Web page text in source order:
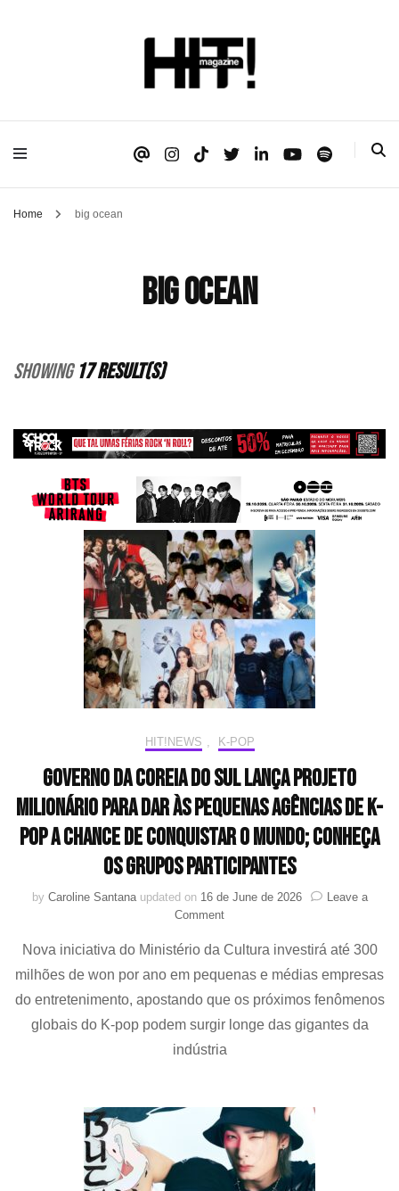
HIT!Magazine
Home big ocean
big ocean
Showing17 Result(s)
HIT!NEWS K-POP
Governo da Coreia do Sul lança projeto
milionário para dar às pequenas agências de K-
pop a chance de conquistar o mundo; conheça
os grupos participantes
by Caroline Santana updated on 16 de June de 2026
Leave a
Commenton
da
Sul
lança
milionário
às
pequenas
agências
de
K-
Nova iniciativa do Ministério da Cultura investirá até 300
milhões de won por ano em pequenas e médias empresas
do entretenimento, apostando que os próximos fenômenos
globais do K-pop podem surgir longe das gigantes da
indústria